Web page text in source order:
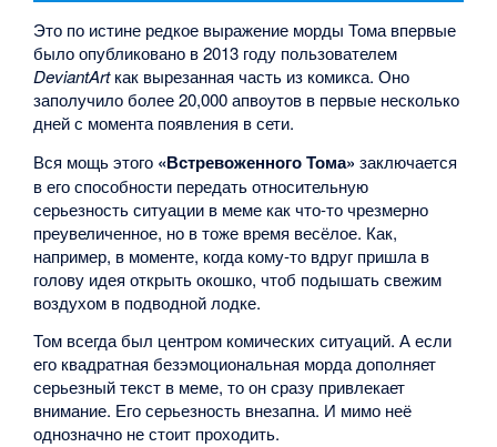
Это по истине редкое выражение морды Тома впервые
было опубликовано в 2013 году пользователем
DeviantArtкак вырезанная часть из комикса. Оно
заполучило более 20,000 апвоутов в первые несколько
дней с момента появления в сети.
Вся мощь этого «Встревоженного Тома» заключается
в его способности передать относительную
серьезность ситуации в меме как что-то чрезмерно
преувеличенное, но в тоже время весёлое. Как,
например, в моменте, когда кому-то вдруг пришла в
голову идея открыть окошко, чтоб подышать свежим
воздухом в подводной лодке.
Том всегда был центром комических ситуаций. А если
его квадратная безэмоциональная морда дополняет
серьезный текст в меме, то он сразу привлекает
внимание. Его серьезность внезапна. И мимо неё
однозначно не стоит проходить.